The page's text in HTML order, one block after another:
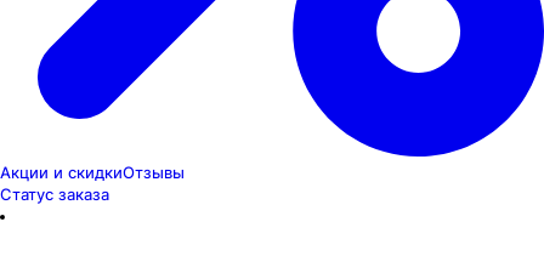
Акции и скидкиОтзывы
Статус заказа